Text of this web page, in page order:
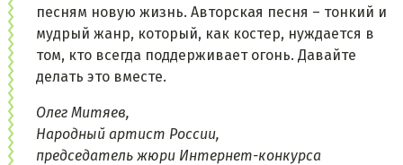
песням новую жизнь. Авторская песня – тонкий и
мудрый жанр, который, как костер, нуждается в
том, кто всегда поддерживает огонь. Давайте
делать это вместе.
Олег Митяев,
Народный артист России,
председатель жюри Интернет-конкурса